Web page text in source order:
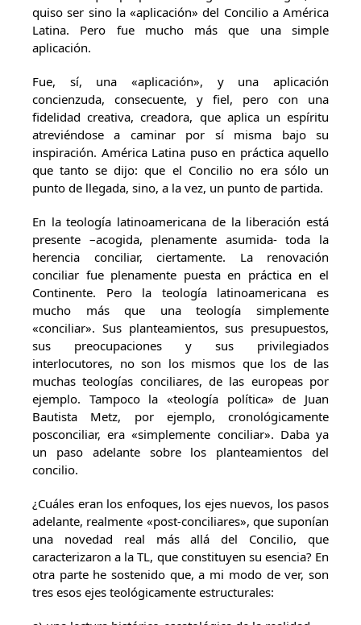
quiso ser sino la «aplicación» del Concilio a América
Latina. Pero fue mucho más que una simple
aplicación.
Fue, sí, una «aplicación», y una aplicación
concienzuda, consecuente, y fiel, pero con una
fidelidad creativa, creadora, que aplica un espíritu
atreviéndose a caminar por sí misma bajo su
inspiración. América Latina puso en práctica aquello
que tanto se dijo: que el Concilio no era sólo un
punto de llegada, sino, a la vez, un punto de partida.
En la teología latinoamericana de la liberación está
presente –acogida, plenamente asumida- toda la
herencia conciliar, ciertamente. La renovación
conciliar fue plenamente puesta en práctica en el
Continente. Pero la teología latinoamericana es
mucho más que una teología simplemente
«conciliar». Sus planteamientos, sus presupuestos,
sus preocupaciones y sus privilegiados
interlocutores, no son los mismos que los de las
muchas teologías conciliares, de las europeas por
ejemplo. Tampoco la «teología política» de Juan
Bautista Metz, por ejemplo, cronológicamente
posconciliar, era «simplemente conciliar». Daba ya
un paso adelante sobre los planteamientos del
concilio.
¿Cuáles eran los enfoques, los ejes nuevos, los pasos
adelante, realmente «post-conciliares», que suponían
una novedad real más allá del Concilio, que
caracterizaron a la TL, que constituyen su esencia? En
otra parte he sostenido que, a mi modo de ver, son
tres esos ejes teológicamente estructurales: